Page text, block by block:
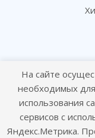
Согласие
Согласие
На сайте
необходимых
использования
сервисов с
Яндекс.Метрика.